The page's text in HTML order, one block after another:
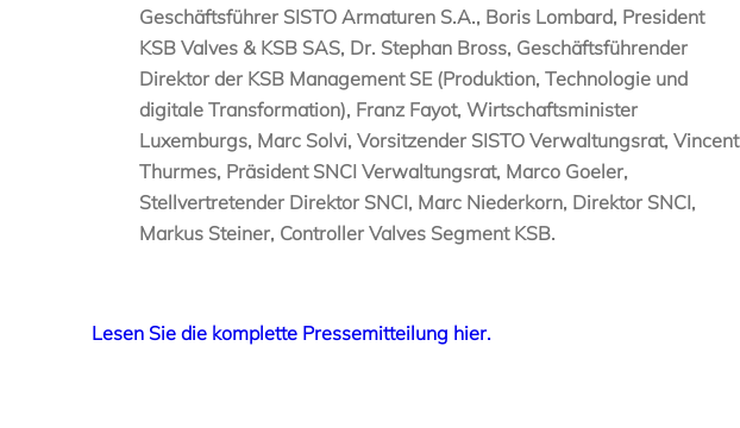
Geschäftsführer SISTO Armaturen S.A., Boris Lombard, President
KSB Valves & KSB SAS, Dr. Stephan Bross, Geschäftsführender
Direktor der KSB Management SE (Produktion, Technologie und
digitale Transformation), Franz Fayot, Wirtschaftsminister
Luxemburgs, Marc Solvi, Vorsitzender SISTO Verwaltungsrat, Vincent
Thurmes, Präsident SNCI Verwaltungsrat, Marco Goeler,
Stellvertretender Direktor SNCI, Marc Niederkorn, Direktor SNCI,
Markus Steiner, Controller Valves Segment KSB.
Lesen Sie die komplette Pressemitteilung hier.